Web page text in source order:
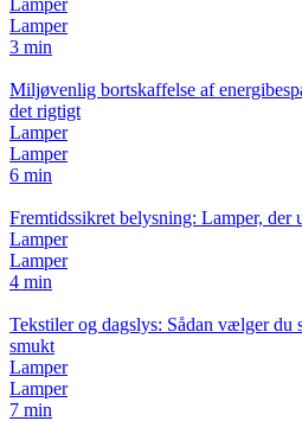
Lamper
Lamper
3 min
Miljøvenlig bortskaffelse af
det rigtigt
Lamper
Lamper
6 min
Fremtidssikret belysning: Lamper, der
Lamper
Lamper
4 min
Tekstiler og dagslys: Sådan vælger du
smukt
Lamper
Lamper
7 min